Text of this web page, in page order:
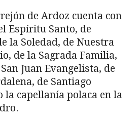
de Ardoz cuenta con
Espíritu Santo, de
la Soledad, de Nuestra
de la Sagrada Familia,
Juan Evangelista, de
de Santiago
la capellanía polaca en la